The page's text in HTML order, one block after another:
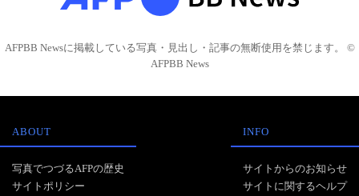
AFPBB Newsに掲載している写真・見出し・記事の無断使用を禁じます。 ©
AFPBB News
ABOUT
写真でつづるAFPの歴史
サイトポリシー
INFO
サイトからのお知らせ
サイトに関するヘルプ